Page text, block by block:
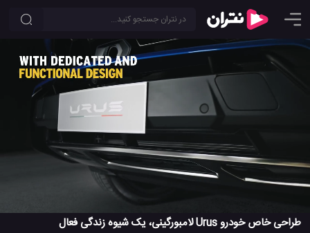
طراحی خاص خودرو Urus لامبورگینی، یک شیوه زندگی فعال